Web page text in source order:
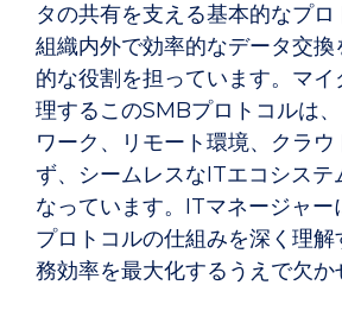
タの共有を支える基本的なプロ
組織内外で効率的なデータ交
的な役割を担っています。マ
理するこのSMBプロトコルは
ワーク、リモート環境、クラウ
ず、シームレスなITエコシステ
なっています。ITマネージャ
プロトコルの仕組みを深く理
務効率を最大化するうえで欠か